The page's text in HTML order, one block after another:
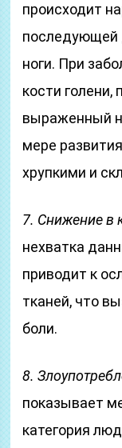
происходит
последующей
ноги. При
кости
выраженный
мере
хрупкими и
7. Снижение в
нехватка
приводит к
тканей, что
боли.
8.
показывает
категория